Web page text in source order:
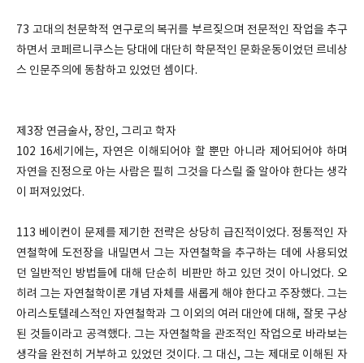
73 고대의 천문학적 연구로의 복귀를 부르짖으며 전문적인 작업을 추구
하면서 코페르니쿠스는 당대에 대단히 학문적인 문화운동이었던 르네상
스 인문주의에 동참하고 있었던 셈이다.
제3장 연금술사, 장인, 그리고 학자
102 16세기에는, 자연은 이해되어야 할 뿐만 아니라 제어되어야 하며
자연을 진정으로 아는 사람은 필히 그것을 다스릴 줄 알아야 한다는 생각
이 퍼져있었다.
113 베이컨이 문제를 제기한 전략은 상당히 급진적이었다. 정통적인 자
연철학에 도전장을 내밀면서 그는 자연철학을 추구하는 데에 사용되었
던 일반적인 방법들에 대해 단순히 비판만 하고 있던 것이 아니었다. 오
히려 그는 자연철학이론 개념 자체를 새롭게 해야 한다고 주장했다. 그는
아리스토텔레스적인 자연철학과 그 이외의 여러 대안에 대해, 잘못 구상
된 것들이라고 공격했다. 그는 자연철학을 관조적인 작업으로 바라보는
생각을 완전히 거부하고 있었던 것이다. 그 대신, 그는 제대로 이해된 자